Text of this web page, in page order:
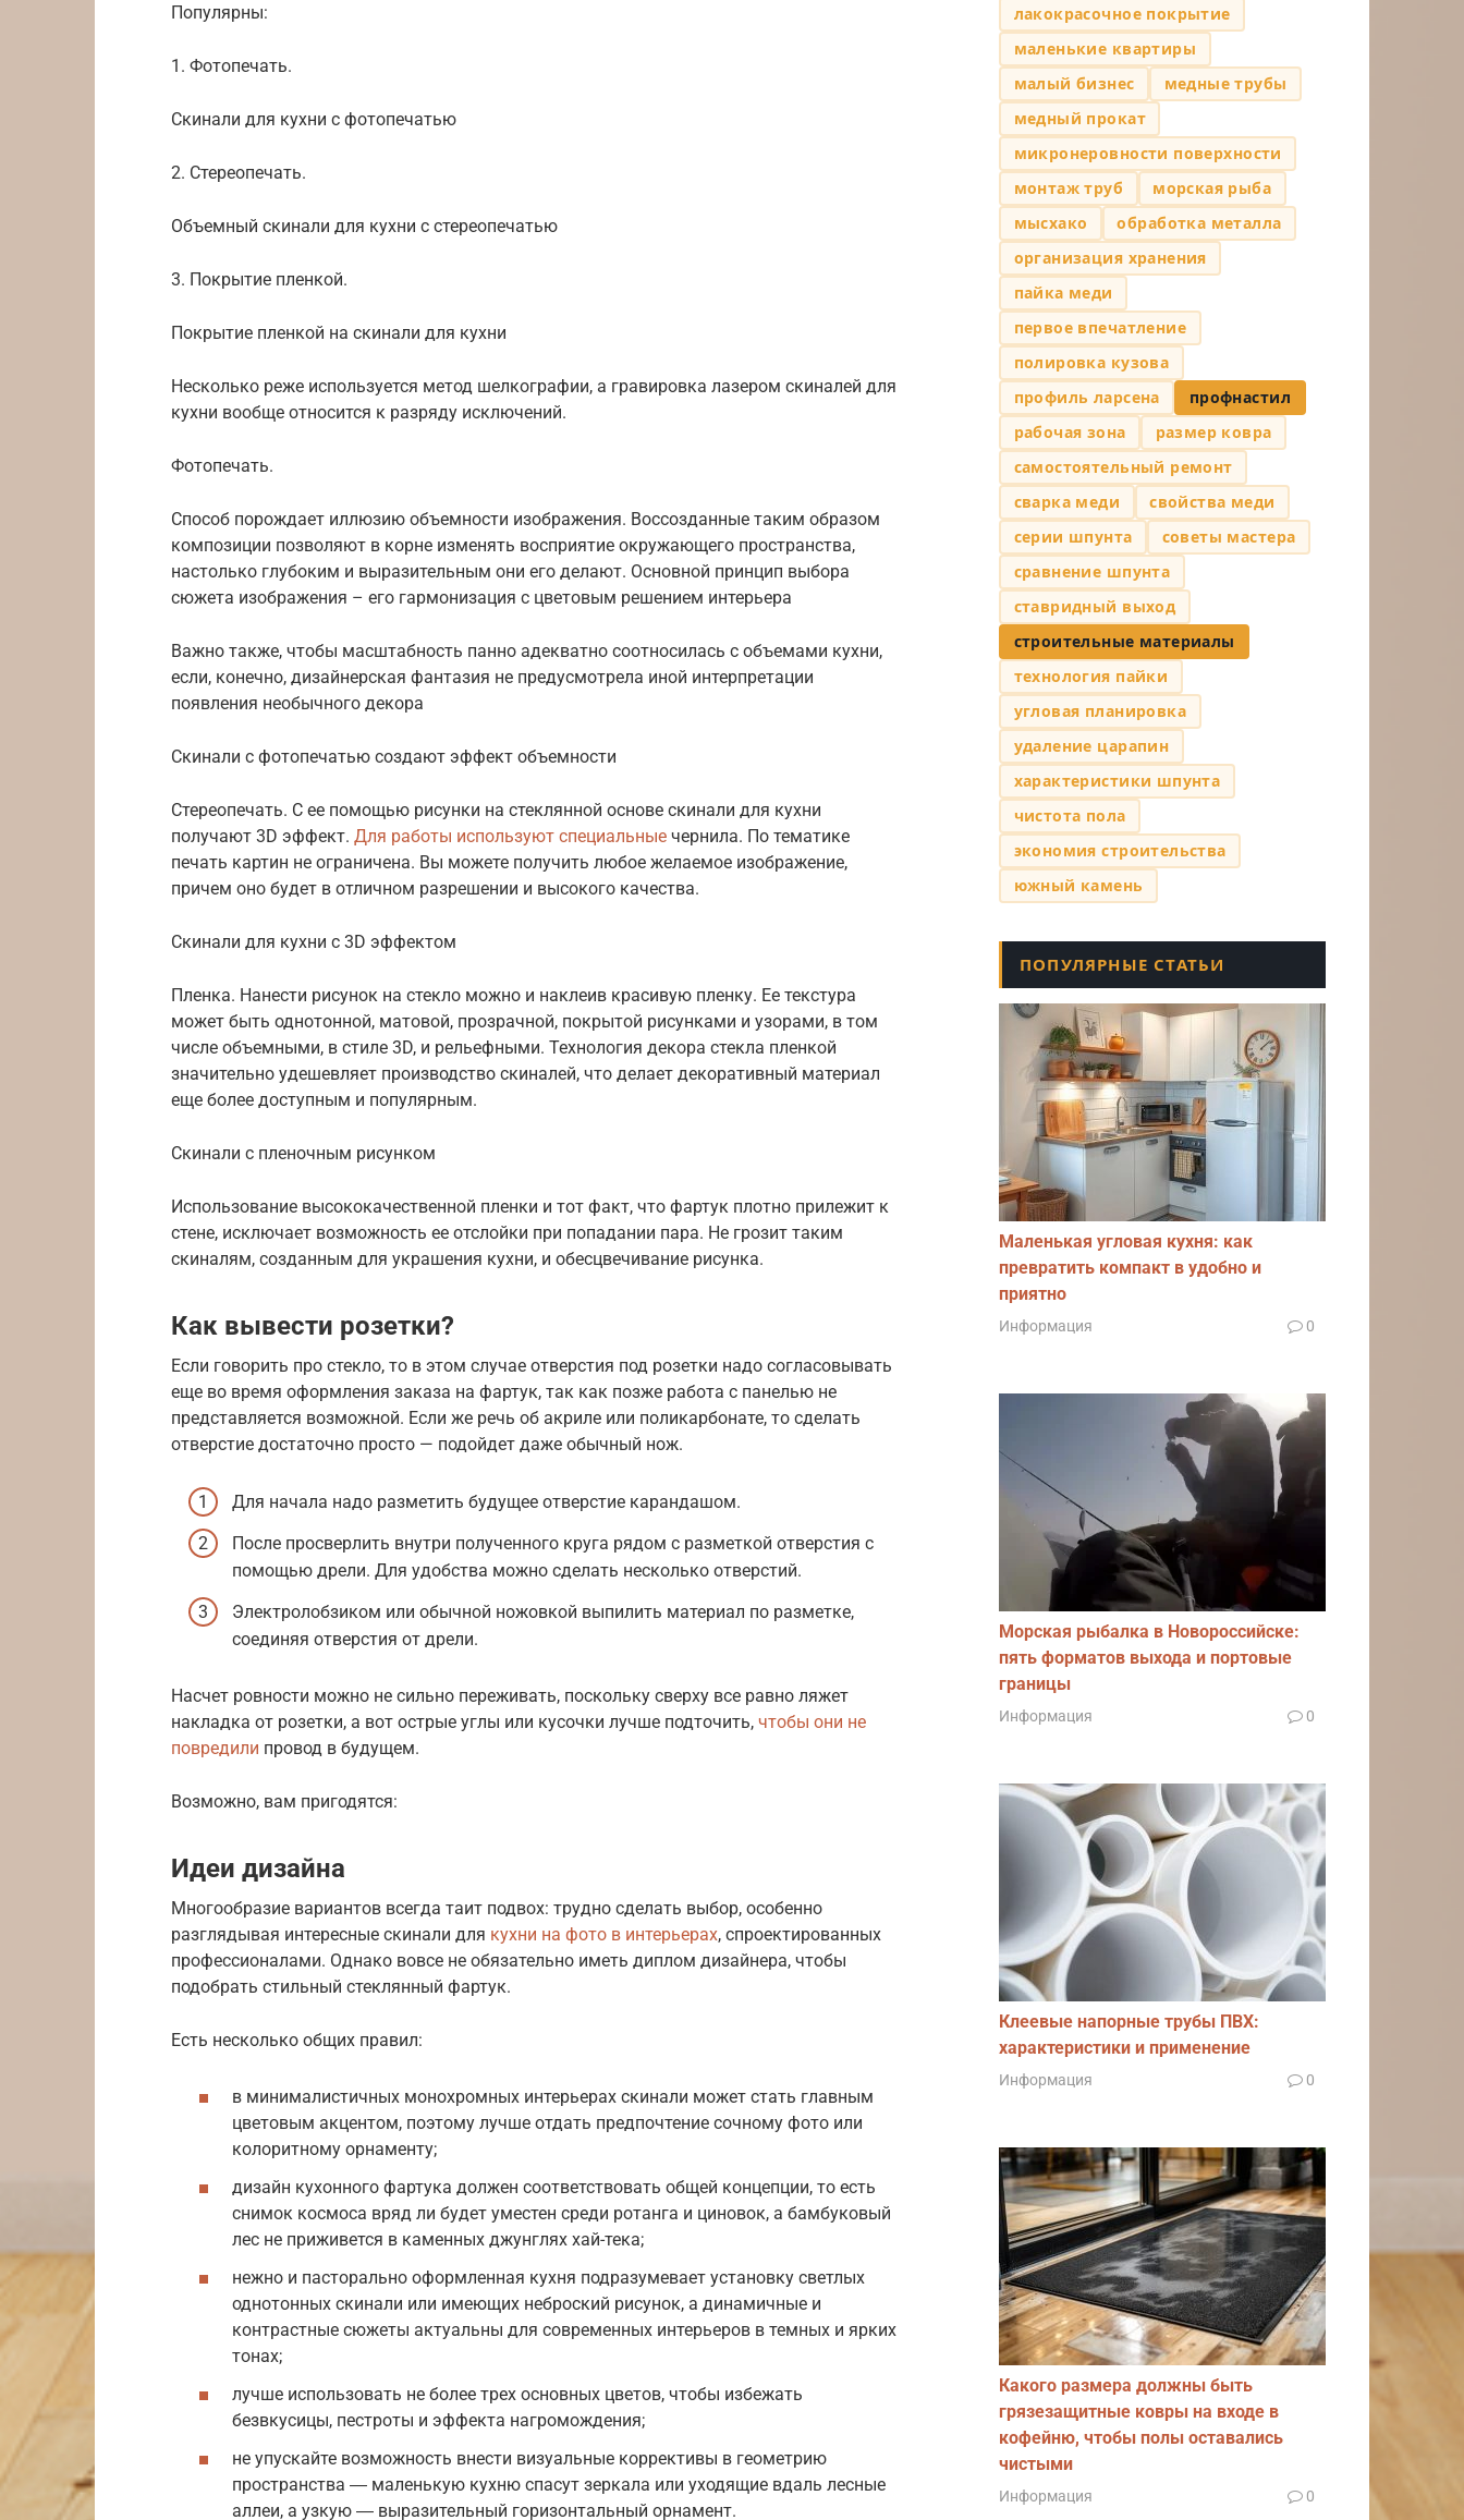
Популярны:
1. Фотопечать.
Скинали для кухни с фотопечатью
2. Стереопечать.
Объемный скинали для кухни с стереопечатью
3. Покрытие пленкой.
Покрытие пленкой на скинали для кухни
Несколько реже используется метод шелкографии, а гравировка лазером скиналей для
кухни вообще относится к разряду исключений.
Фотопечать.
Способ порождает иллюзию объемности изображения. Воссозданные таким образом
композиции позволяют в корне изменять восприятие окружающего пространства,
настолько глубоким и выразительным они его делают. Основной принцип выбора
сюжета изображения – его гармонизация с цветовым решением интерьера
Важно также, чтобы масштабность панно адекватно соотносилась с объемами кухни,
если, конечно, дизайнерская фантазия не предусмотрела иной интерпретации
появления необычного декора
Скинали с фотопечатью создают эффект объемности
Стереопечать. С ее помощью рисунки на стеклянной основе скинали для кухни
получают 3D эффект. Для работы используют специальные чернила. По тематике
печать картин не ограничена. Вы можете получить любое желаемое изображение,
причем оно будет в отличном разрешении и высокого качества.
Скинали для кухни с 3D эффектом
Пленка. Нанести рисунок на стекло можно и наклеив красивую пленку. Ее текстура
может быть однотонной, матовой, прозрачной, покрытой рисунками и узорами, в том
числе объемными, в стиле 3D, и рельефными. Технология декора стекла пленкой
значительно удешевляет производство скиналей, что делает декоративный материал
еще более доступным и популярным.
Скинали с пленочным рисунком
Использование высококачественной пленки и тот факт, что фартук плотно прилежит к
стене, исключает возможность ее отслойки при попадании пара. Не грозит таким
скиналям, созданным для украшения кухни, и обесцвечивание рисунка.
Как вывести розетки?
Если говорить про стекло, то в этом случае отверстия под розетки надо согласовывать
еще во время оформления заказа на фартук, так как позже работа с панелью не
представляется возможной. Если же речь об акриле или поликарбонате, то сделать
отверстие достаточно просто — подойдет даже обычный нож.
Для начала надо разметить будущее отверстие карандашом.
После просверлить внутри полученного круга рядом с разметкой отверстия с
помощью дрели. Для удобства можно сделать несколько отверстий.
Электролобзиком или обычной ножовкой выпилить материал по разметке,
соединяя отверстия от дрели.
Насчет ровности можно не сильно переживать, поскольку сверху все равно ляжет
накладка от розетки, а вот острые углы или кусочки лучше подточить, чтобы они не
повредили провод в будущем.
Возможно, вам пригодятся:
Идеи дизайна
Многообразие вариантов всегда таит подвох: трудно сделать выбор, особенно
разглядывая интересные скинали для кухни на фото в интерьерах, спроектированных
профессионалами. Однако вовсе не обязательно иметь диплом дизайнера, чтобы
подобрать стильный стеклянный фартук.
Есть несколько общих правил:
в минималистичных монохромных интерьерах скинали может стать главным
цветовым акцентом, поэтому лучше отдать предпочтение сочному фото или
колоритному орнаменту;
дизайн кухонного фартука должен соответствовать общей концепции, то есть
снимок космоса вряд ли будет уместен среди ротанга и циновок, а бамбуковый
лес не приживется в каменных джунглях хай-тека;
нежно и пасторально оформленная кухня подразумевает установку светлых
однотонных скинали или имеющих неброский рисунок, а динамичные и
контрастные сюжеты актуальны для современных интерьеров в темных и ярких
тонах;
лучше использовать не более трех основных цветов, чтобы избежать
безвкусицы, пестроты и эффекта нагромождения;
не упускайте возможность внести визуальные коррективы в геометрию
пространства ― маленькую кухню спасут зеркала или уходящие вдаль лесные
аллеи, а узкую ― выразительный горизонтальный орнамент.
лакокрасочное покрытие
маленькие квартиры
малый бизнес
медные трубы
медный прокат
микронеровности поверхности
монтаж труб
морская рыба
мысхако
обработка металла
организация хранения
пайка меди
первое впечатление
полировка кузова
профиль ларсена
профнастил
рабочая зона
размер ковра
самостоятельный ремонт
сварка меди
свойства меди
серии шпунта
советы мастера
сравнение шпунта
ставридный выход
строительные материалы
технология пайки
угловая планировка
удаление царапин
характеристики шпунта
чистота пола
экономия строительства
южный камень
ПОПУЛЯРНЫЕ СТАТЬИ
Маленькая угловая кухня: как
превратить компакт в удобно и
приятно
Информация 0
Морская рыбалка в Новороссийске:
пять форматов выхода и портовые
границы
Информация 0
Клеевые напорные трубы ПВХ:
характеристики и применение
Информация 0
Какого размера должны быть
грязезащитные ковры на входе в
кофейню, чтобы полы оставались
чистыми
Информация 0